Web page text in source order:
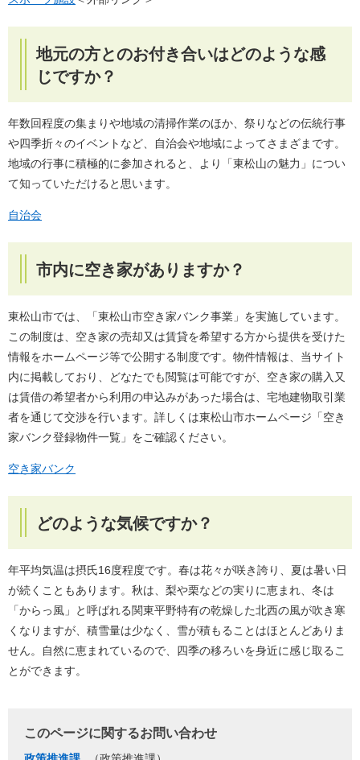
地元の方とのお付き合いはどのような感
じですか？
年数回程度の集まりや地域の清掃作業のほか、祭りなどの伝統行事
や四季折々のイベントなど、自治会や地域によってさまざまです。
地域の行事に積極的に参加されると、より「東松山の魅力」につい
て知っていただけると思います。
自治会
市内に空き家がありますか？
東松山市では、「東松山市空き家バンク事業」を実施しています。
この制度は、空き家の売却又は賃貸を希望する方から提供を受けた
情報をホームページ等で公開する制度です。物件情報は、当サイト
内に掲載しており、どなたでも閲覧は可能ですが、空き家の購入又
は賃借の希望者から利用の申込みがあった場合は、宅地建物取引業
者を通じて交渉を行います。詳しくは東松山市ホームページ「空き
家バンク登録物件一覧」をご確認ください。
空き家バンク
どのような気候ですか？
年平均気温は摂氏16度程度です。春は花々が咲き誇り、夏は暑い日
が続くこともあります。秋は、梨や栗などの実りに恵まれ、冬は
「からっ風」と呼ばれる関東平野特有の乾燥した北西の風が吹き寒
くなりますが、積雪量は少なく、雪が積もることはほとんどありま
せん。自然に恵まれているので、四季の移ろいを身近に感じ取るこ
とができます。
このページに関するお問い合わせ